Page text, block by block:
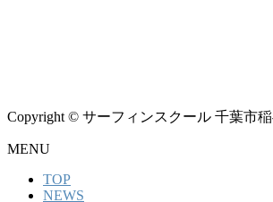
Copyright © サーフィンスクール 千葉市
MENU
TOP
NEWS